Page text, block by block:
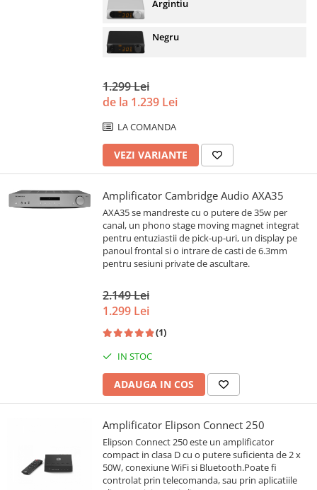
Argintiu
Negru
1.299 Lei
de la 1.239 Lei
LA COMANDA
VEZI VARIANTE
Amplificator Cambridge Audio AXA35
AXA35 se mandreste cu o putere de 35w per
canal, un phono stage moving magnet integrat
pentru entuziastii de pick-up-uri, un display pe
panoul frontal si o intrare de casti de 6.3mm
pentru sesiuni private de ascultare.
2.149 Lei
1.299 Lei
(1)
IN STOC
ADAUGA IN COS
Amplificator Elipson Connect 250
Elipson Connect 250 este un amplificator
compact in clasa D cu o putere suficienta de 2 x
50W, conexiune WiFi si Bluetooth.Poate fi
controlat prin telecomanda, sau prin aplicatiile